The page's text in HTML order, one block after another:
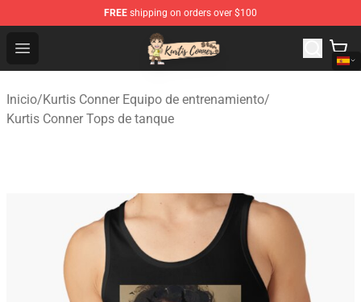
FREE shipping on orders over $100
Open menu
Kurtis Conner Store - Official Kurtis Conner Merchandise
Inicio/Kurtis Conner Equipo de entrenamiento/
Kurtis Conner Tops de tanque